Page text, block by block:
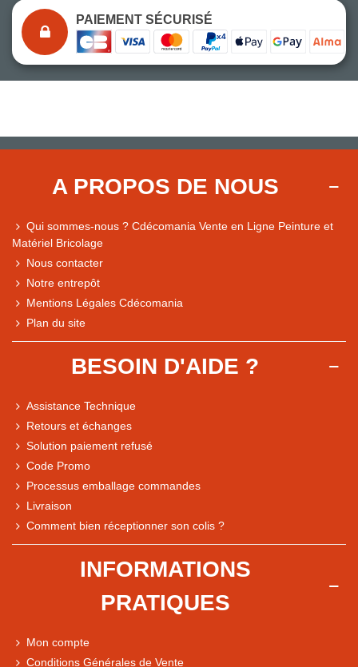
Comparaison des performances du magasin
Express, Chez vous, Point relais, Retrait magasin
PAIEMENT SÉCURISÉ
A PROPOS DE NOUS
Qui sommes-nous ? Cdécomania Vente en Ligne Peinture et
Matériel Bricolage
Nous contacter
Notre entrepôt
Mentions Légales Cdécomania
Plan du site
BESOIN D'AIDE ?
Assistance Technique
Retours et échanges
Solution paiement refusé
Code Promo
Processus emballage commandes
Livraison
Comment bien réceptionner son colis ?
INFORMATIONS
PRATIQUES
Mon compte
Conditions Générales de Vente